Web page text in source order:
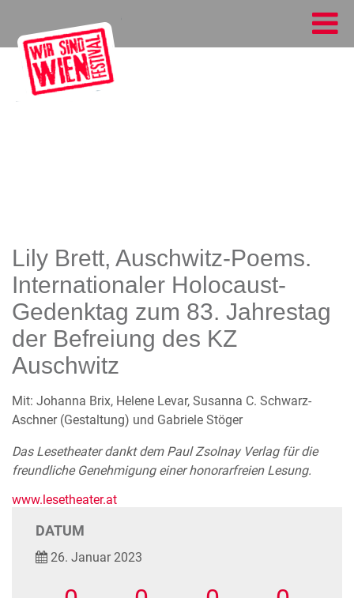
Lily Brett, Auschwitz-Poems.
Internationaler Holocaust-
Gedenktag zum 83. Jahrestag
der Befreiung des KZ
Auschwitz
Mit: Johanna Brix, Helene Levar, Susanna C. Schwarz-
Aschner (Gestaltung) und Gabriele Stöger
Das Lesetheater dankt dem Paul Zsolnay Verlag für die
freundliche Genehmigung einer honorarfreien Lesung.
www.lesetheater.at
DATUM
26. Januar 2023